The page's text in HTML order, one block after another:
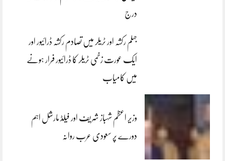
درج
جہلم رکشہ اور ٹریلر میں تصادم رکشہ ڈرائیور اور
ایک عورت زخمی ٹریلر کا ڈرائیور فرار ہونے
میں کامیاب
وزیر اعظم شہباز شریف اور فیلڈ مارشل اہم
دورے پر سعودی عرب روانہ